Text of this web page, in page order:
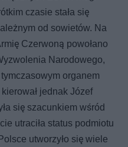
czasie stała się
od sowietów. Na
Czerwoną powołano
Narodowego,
organem
jednak Józef
się szacunkiem wśród
utraciła status podmiotu
utworzyło się wiele